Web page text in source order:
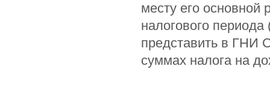
месту его основной
налогового
представить в ГНИ
суммах налога на